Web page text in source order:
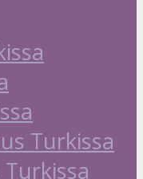
Turkissa